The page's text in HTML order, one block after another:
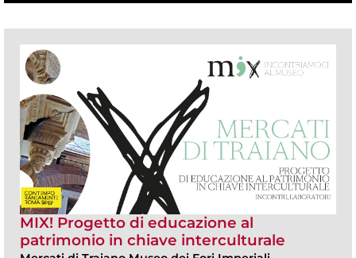
MIX! Progetto di educazione al
patrimonio in chiave interculturale